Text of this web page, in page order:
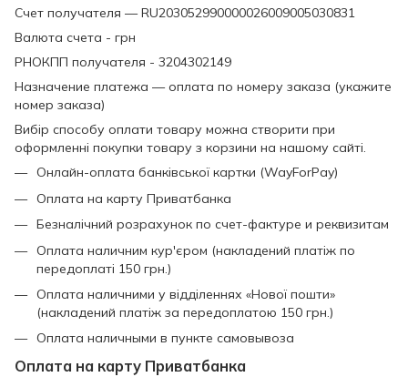
Счет получателя — RU203052990000026009005030831
Валюта счета - грн
РНОКПП получателя - 3204302149
Назначение платежа — оплата по номеру заказа (укажите
номер заказа)
Вибір способу оплати товару можна створити при
оформленні покупки товару з корзини на нашому сайті.
Онлайн-оплата банківської картки (WayForPay)
Оплата на карту Приватбанка
Безналічний розрахунок по счет-фактуре и реквизитам
Оплата наличним кур'єром (накладений платіж по
передоплаті 150 грн.)
Оплата наличними у відділеннях «Нової пошти»
(накладений платіж за передоплатою 150 грн.)
Оплата наличными в пункте самовывоза
Оплата на карту Приватбанка